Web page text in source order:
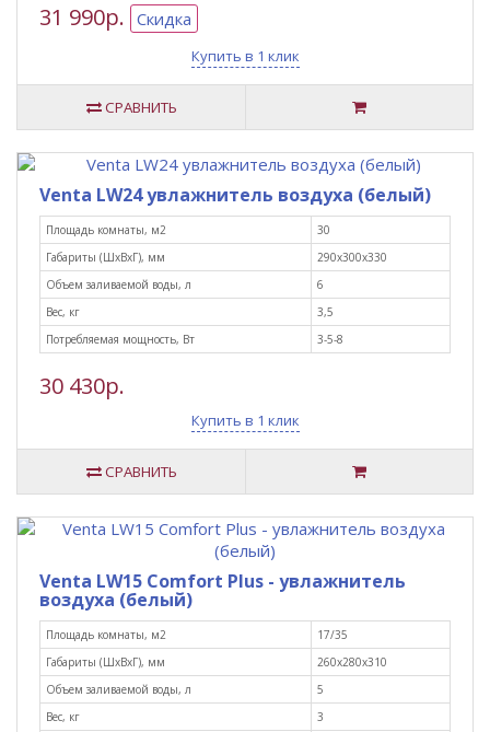
31 990р. Скидка
Купить в 1 клик
СРАВНИТЬ
Venta LW24 увлажнитель воздуха (белый)
Площадь комнаты, м2
30
Габариты (ШxВxГ), мм
290х300х330
Объем заливаемой воды, л
6
Вес, кг
3,5
Потребляемая мощность, Вт
3-5-8
30 430р.
Купить в 1 клик
СРАВНИТЬ
Venta LW15 Comfort Plus - увлажнитель
воздуха (белый)
Площадь комнаты, м2
17/35
Габариты (ШxВxГ), мм
260х280х310
Объем заливаемой воды, л
5
Вес, кг
3